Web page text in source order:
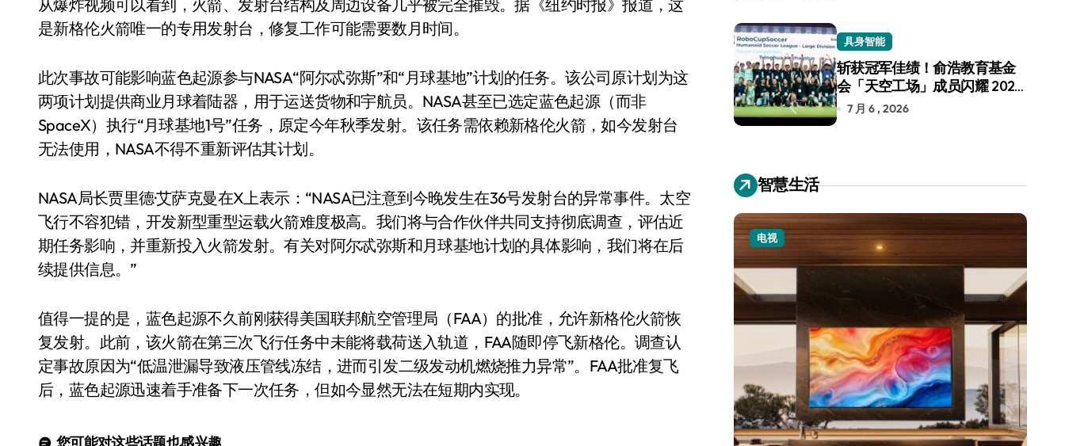
从爆炸视频可以看到，火箭、发射台结构及周边设备几乎被完全摧毁。据《纽约时报》报道，这
是新格伦火箭唯一的专用发射台，修复工作可能需要数月时间。
此次事故可能影响蓝色起源参与NASA“阿尔忒弥斯”和“月球基地”计划的任务。该公司原计划为这
两项计划提供商业月球着陆器，用于运送货物和宇航员。NASA甚至已选定蓝色起源（而非
SpaceX）执行“月球基地1号”任务，原定今年秋季发射。该任务需依赖新格伦火箭，如今发射台
无法使用，NASA不得不重新评估其计划。
NASA局长贾里德·艾萨克曼在X上表示：“NASA已注意到今晚发生在36号发射台的异常事件。太空
飞行不容犯错，开发新型重型运载火箭难度极高。我们将与合作伙伴共同支持彻底调查，评估近
期任务影响，并重新投入火箭发射。有关对阿尔忒弥斯和月球基地计划的具体影响，我们将在后
续提供信息。”
值得一提的是，蓝色起源不久前刚获得美国联邦航空管理局（FAA）的批准，允许新格伦火箭恢
复发射。此前，该火箭在第三次飞行任务中未能将载荷送入轨道，FAA随即停飞新格伦。调查认
定事故原因为“低温泄漏导致液压管线冻结，进而引发二级发动机燃烧推力异常”。FAA批准复飞
后，蓝色起源迅速着手准备下一次任务，但如今显然无法在短期内实现。
具身智能
斩获冠军佳绩！俞浩教育基金
会「天空工场」成员闪耀 2026
RoboCup 机器人世界杯
7 月 6 , 2026
智慧生活
电视 小家电 电视